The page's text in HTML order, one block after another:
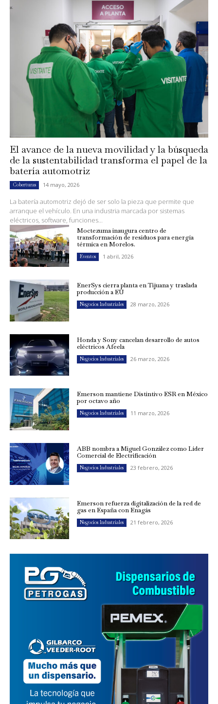
El avance de la nueva movilidad y la búsqueda
de la sustentabilidad transforma el papel de la
batería automotriz
Coberturas 14 mayo, 2026
La batería automotriz dejó de ser solo la pieza que permite que
arranque el vehículo. En una industria marcada por sistemas
eléctricos, software, funciones...
Moctezuma inaugura centro de
transformación de residuos para energía
térmica en Morelos.
Eventos 1 abril, 2026
EnerSys cierra planta en Tijuana y traslada
producción a EU
Negocios Industriales 28 marzo, 2026
Honda y Sony cancelan desarrollo de autos
eléctricos Afeela
Negocios Industriales 26 marzo, 2026
Emerson mantiene Distintivo ESR en México
por octavo año
Negocios Industriales 11 marzo, 2026
ABB nombra a Miguel González como Líder
Comercial de Electrificación
Negocios Industriales 23 febrero, 2026
Emerson refuerza digitalización de la red de
gas en España con Enagás
Negocios Industriales 21 febrero, 2026